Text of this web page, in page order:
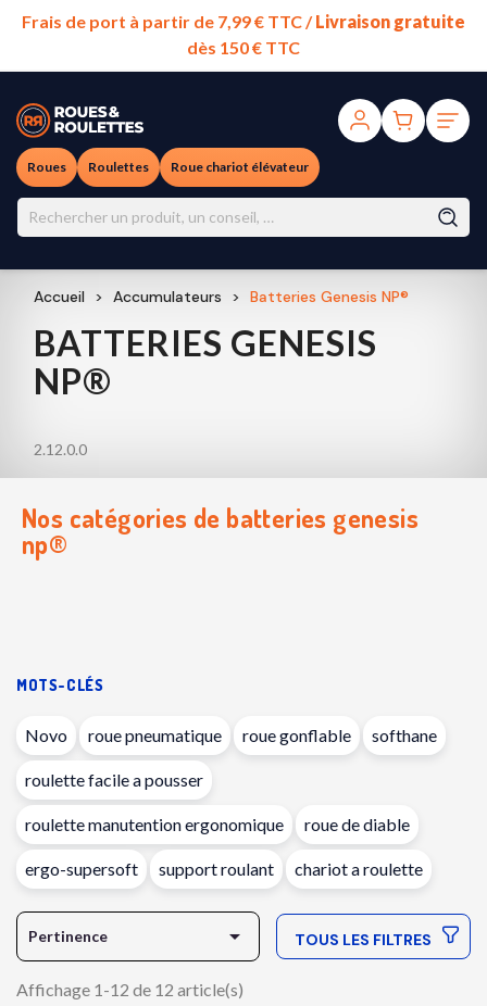
Frais de port à partir de 7,99 € TTC /Livraison gratuite
dès 150 € TTC
Roues Roulettes Roue chariot élévateur
Accueil Accumulateurs Batteries Genesis NP®
BATTERIES GENESIS
NP®
2.12.0.0
Nos catégories de batteries genesis
np®
MOTS-CLÉS
Novo roue pneumatique roue gonflable softhane
roulette facile a pousser
roulette manutention ergonomique roue de diable
ergo-supersoft support roulant chariot a roulette
Pertinence  TOUS LES FILTRES
Affichage 1-12 de 12 article(s)